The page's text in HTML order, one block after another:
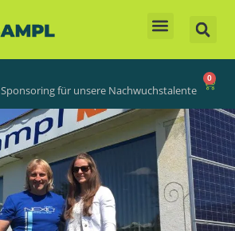
Sponsoring für unsere Nachwuchstalente
0